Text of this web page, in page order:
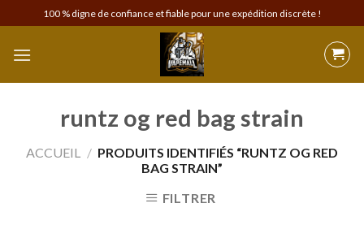
to
content
100 % digne de confiance et fiable pour une expédition discrète !
runtz og red bag strain
ACCUEIL / PRODUITS IDENTIFIÉS “RUNTZ OG RED
BAG STRAIN”
FILTRER